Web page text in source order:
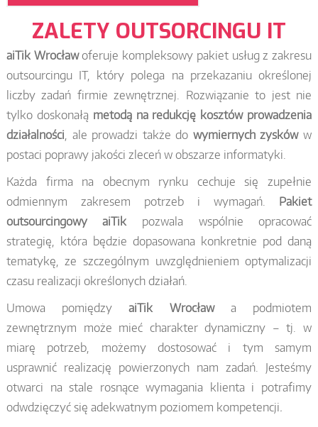
ZALETY OUTSORCINGU IT
aiTik Wrocławoferuje kompleksowy pakiet usług z zakresu
outsourcingu IT, który polega na przekazaniu określonej
liczby zadań firmie zewnętrznej. Rozwiązanie to jest nie
tylko doskonałą metodą na redukcję kosztów prowadzenia
działalności, ale prowadzi także do wymiernych zyskóww
postaci poprawy jakości zleceń w obszarze informatyki.
Każda firma na obecnym rynku cechuje się zupełnie
odmiennym zakresem potrzeb i wymagań. Pakiet
outsourcingowyaiTikpozwala wspólnie opracować
strategię, która będzie dopasowana konkretnie pod daną
tematykę, ze szczególnym uwzględnieniem optymalizacji
czasu realizacji określonych działań.
Umowa pomiędzyaiTik Wrocława podmiotem
zewnętrznym może mieć charakter dynamiczny – tj. w
miarę potrzeb, możemy dostosować i tym samym
usprawnić realizację powierzonych nam zadań. Jesteśmy
otwarci na stale rosnące wymagania klienta i potrafimy
odwdzięczyć się adekwatnym poziomem kompetencji.